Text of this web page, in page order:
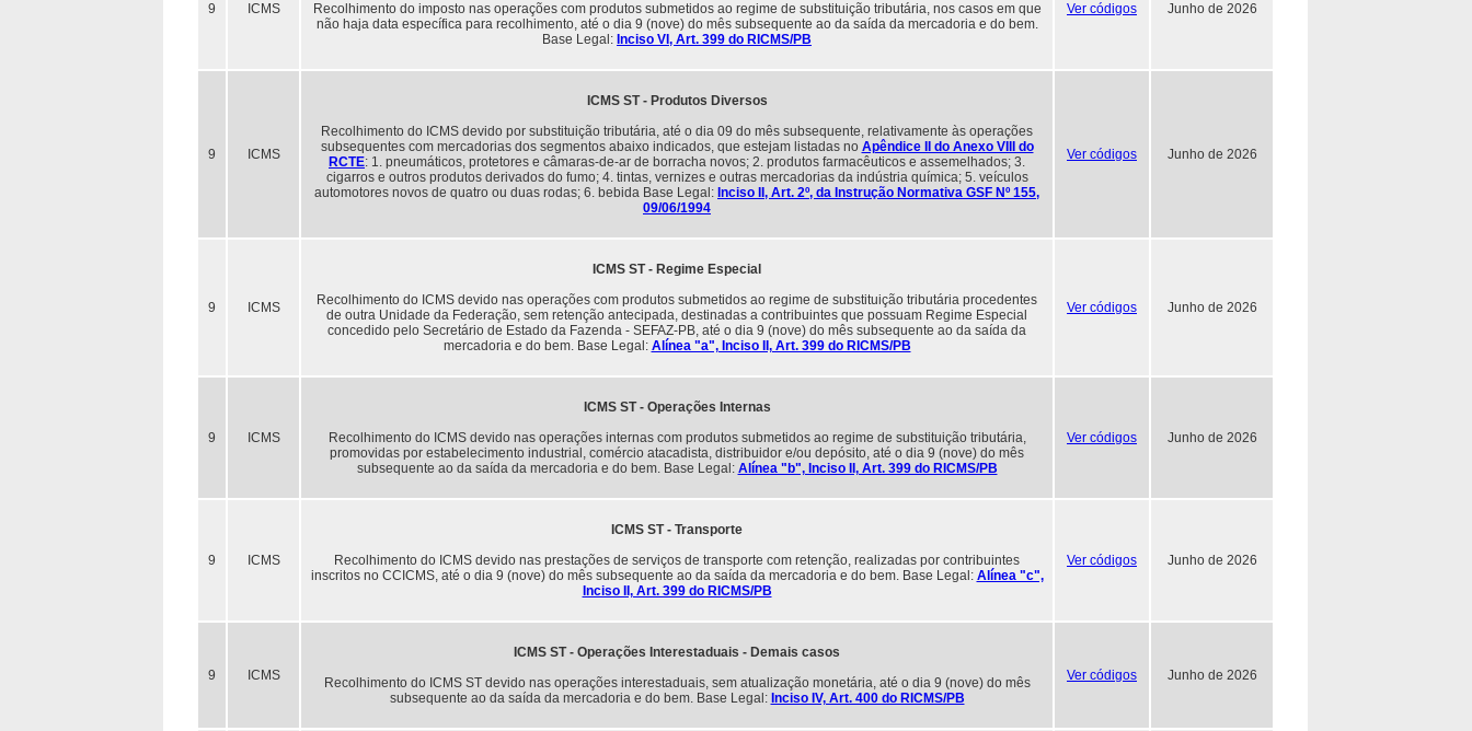
9 ICMS
Recolhimento do imposto nas operações com produtos submetidos ao regime de substituição tributária, nos casos em que
não haja data específica para recolhimento, até o dia 9 (nove) do mês subsequente ao da saída da mercadoria e do bem.
Base Legal: Inciso VI, Art. 399 do RICMS/PB
Ver códigos Junho de 2026
9 ICMS
ICMS ST - Produtos Diversos
Recolhimento do ICMS devido por substituição tributária, até o dia 09 do mês subsequente, relativamente às operações
subsequentes com mercadorias dos segmentos abaixo indicados, que estejam listadas no Apêndice II do Anexo VIII do
RCTE: 1. pneumáticos, protetores e câmaras-de-ar de borracha novos; 2. produtos farmacêuticos e assemelhados; 3.
cigarros e outros produtos derivados do fumo; 4. tintas, vernizes e outras mercadorias da indústria química; 5. veículos
automotores novos de quatro ou duas rodas; 6. bebida Base Legal: Inciso II, Art. 2º, da Instrução Normativa GSF Nº 155,
09/06/1994
Ver códigos Junho de 2026
9 ICMS
ICMS ST - Regime Especial
Recolhimento do ICMS devido nas operações com produtos submetidos ao regime de substituição tributária procedentes
de outra Unidade da Federação, sem retenção antecipada, destinadas a contribuintes que possuam Regime Especial
concedido pelo Secretário de Estado da Fazenda - SEFAZ-PB, até o dia 9 (nove) do mês subsequente ao da saída da
mercadoria e do bem. Base Legal: Alínea "a", Inciso II, Art. 399 do RICMS/PB
Ver códigos Junho de 2026
9 ICMS
ICMS ST - Operações Internas
Recolhimento do ICMS devido nas operações internas com produtos submetidos ao regime de substituição tributária,
promovidas por estabelecimento industrial, comércio atacadista, distribuidor e/ou depósito, até o dia 9 (nove) do mês
subsequente ao da saída da mercadoria e do bem. Base Legal: Alínea "b", Inciso II, Art. 399 do RICMS/PB
Ver códigos Junho de 2026
9 ICMS
ICMS ST - Transporte
Recolhimento do ICMS devido nas prestações de serviços de transporte com retenção, realizadas por contribuintes
inscritos no CCICMS, até o dia 9 (nove) do mês subsequente ao da saída da mercadoria e do bem. Base Legal: Alínea "c",
Inciso II, Art. 399 do RICMS/PB
Ver códigos Junho de 2026
9 ICMS
ICMS ST - Operações Interestaduais - Demais casos
Recolhimento do ICMS ST devido nas operações interestaduais, sem atualização monetária, até o dia 9 (nove) do mês
subsequente ao da saída da mercadoria e do bem. Base Legal: Inciso IV, Art. 400 do RICMS/PB
Ver códigos Junho de 2026